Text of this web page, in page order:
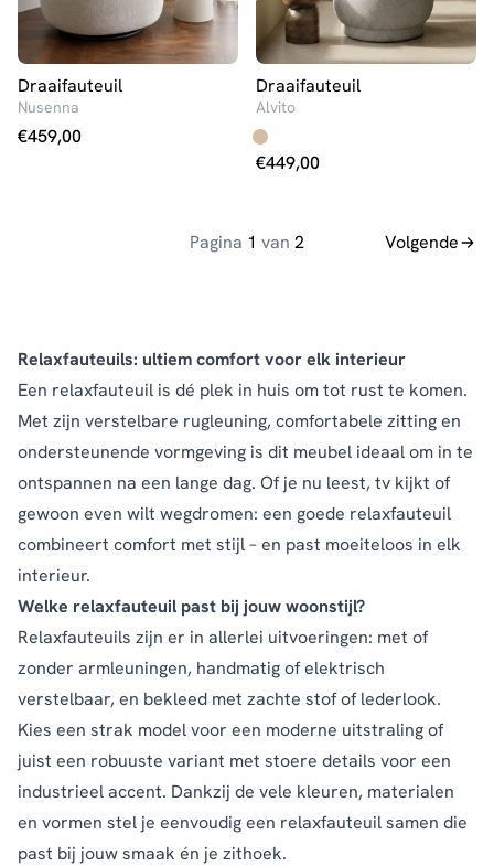
Draaifauteuil
Nusenna
€459,00
Draaifauteuil
Alvito
€449,00
Pagina 1 van 2 Volgende
Relaxfauteuils: ultiem comfort voor elk interieur
Een relaxfauteuil is dé plek in huis om tot rust te komen.
Met zijn verstelbare rugleuning, comfortabele zitting en
ondersteunende vormgeving is dit meubel ideaal om in te
ontspannen na een lange dag. Of je nu leest, tv kijkt of
gewoon even wilt wegdromen: een goede relaxfauteuil
combineert comfort met stijl – en past moeiteloos in elk
interieur.
Welke relaxfauteuil past bij jouw woonstijl?
Relaxfauteuils zijn er in allerlei uitvoeringen: met of
zonder armleuningen, handmatig of elektrisch
verstelbaar, en bekleed met zachte stof of lederlook.
Kies een strak model voor een moderne uitstraling of
juist een robuuste variant met stoere details voor een
industrieel accent. Dankzij de vele kleuren, materialen
en vormen stel je eenvoudig een relaxfauteuil samen die
past bij jouw smaak én je zithoek.